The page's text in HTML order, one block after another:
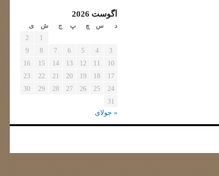
آگوست 2026
د س چ پ ج ش ی
1
2
3
4
5
6
7
8
9
10
11
12
13
14
15
16
17
18
19
20
21
22
23
24
25
26
27
28
29
30
31
« جولای